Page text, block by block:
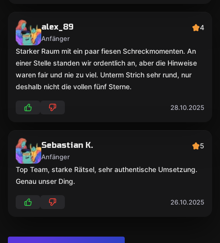
alex_89
Anfänger
4
Starker Raum mit ein paar fiesen Schreckmomenten. An
einer Stelle standen wir ordentlich an, aber die Hinweise
waren fair und nie zu viel. Unterm Strich sehr rund, nur
deshalb nicht die vollen fünf Sterne.
28.10.2025
Sebastian K.
Anfänger
5
Top Team, starke Rätsel, sehr authentische Umsetzung.
Genau unser Ding.
26.10.2025